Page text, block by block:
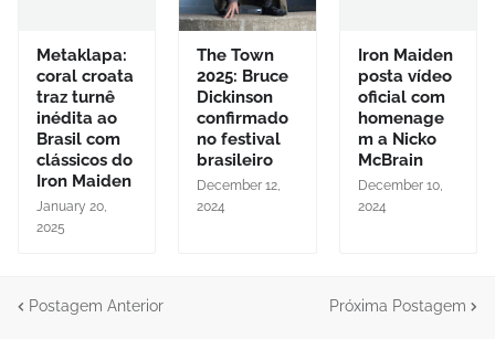
Metaklapa:
coral croata
traz turnê
inédita ao
Brasil com
clássicos do
Iron Maiden
January 20,
2025
The Town
2025: Bruce
Dickinson
confirmado
no festival
brasileiro
December 12,
2024
Iron Maiden
posta vídeo
oficial com
homenage
m a Nicko
McBrain
December 10,
2024
Postagem Anterior Próxima Postagem